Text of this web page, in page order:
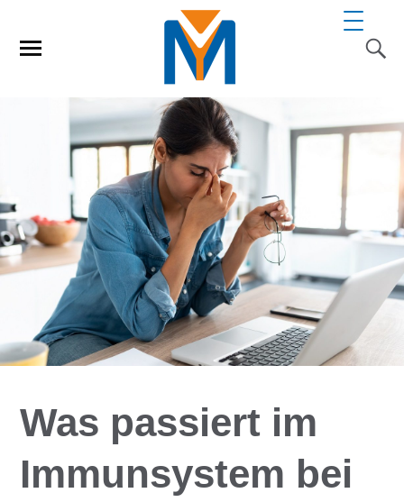
Was passiert im
Immunsystem bei